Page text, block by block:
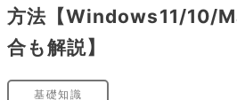
方法【Windows11/10/
合も解説】
基礎知識